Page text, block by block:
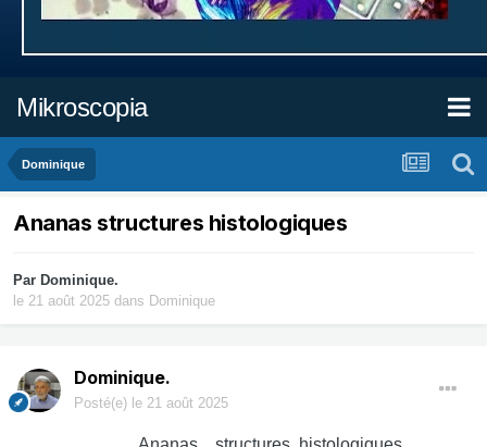
Mikroscopia
Dominique
Ananas structures histologiques
Par Dominique.
le 21 août 2025 dans Dominique
Dominique.
Posté(e) le 21 août 2025